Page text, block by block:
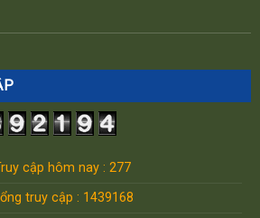
cập hôm nay : 277
truy cập : 1439168